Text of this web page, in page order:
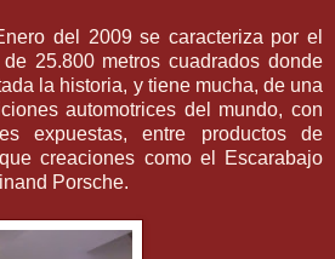
del 2009 se caracteriza por el
25.800 metros cuadrados donde
la historia, y tiene mucha, de una
automotrices del mundo, con
expuestas, entre productos de
creaciones como el Escarabajo
Porsche.